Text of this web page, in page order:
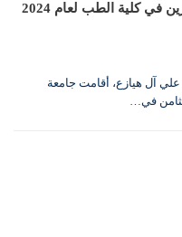
جامعة الفيصل تكرّم المرشدين المتميزين في كلية الطب لعام 2024
علي آل هيازع، أقامت جامعة
في…